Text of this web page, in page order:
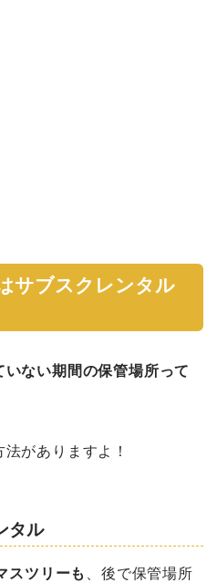
サブスクレンタル
ない期間の保管場所って
がありますよ！
タル
スツリーも 、後で保管場所